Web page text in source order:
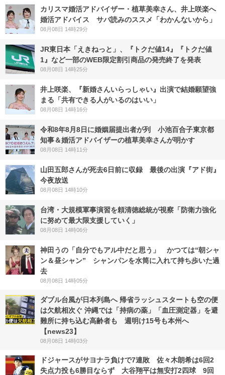
カリスマ婚活アドバイザー・植草美幸さん、井上咲楽へ
婚活アドバイス サバ読みのススメ「わかんないから」
08月08日 14時29分
JR東日本「えきねっと」、『トクだ値14』『トクだ値
1』など一部のWEB限定割引商品の発売終了を発表
08月08日 14時25分
井上咲楽、『新婚さんいらっしゃい』出演で結婚願望強
まる「共有できる人がいるのはいい」
08月08日 14時16分
令和8年8月8日に婚姻届提出者が列 小池百合子東京都
知事＆婚活アドバイザーの植草美幸さんが明かす
08月08日 14時11分
山田五郎さんが死去6日前に収録 最後の出演『アド街』
今夜放送
08月08日 14時10分
台湾・大規模軍事演習を頼清徳総統が視察「防衛力強化
に努めて最大限支援していく」
08月08日 14時06分
神田うの「自分でもアル中だと思う」 かつては“朝シャ
ン＆昼シャン” シャンパンを水筒に入れて持ち歩いた過
去
08月08日 14時05分
ダブル台風が日本列島へ 帰省ラッシュスタートも空の便
は欠航相次ぐ 沖縄では「持病の薬」「血圧測定器」を避
難所に持ち込む高齢者も 週明け15号も本州へ
【news23】
08月08日 14時03分
ドジャースがサヨナラ負けで7連敗 佐々木朗希は6回2
失点力投も6勝目ならず 大谷翔平は無安打2四球 9回